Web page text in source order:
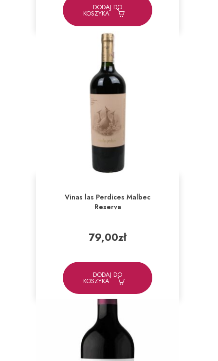
DODAJ DO
KOSZYKA
Vinas las Perdices Malbec
Reserva
79,00zł
DODAJ DO
KOSZYKA